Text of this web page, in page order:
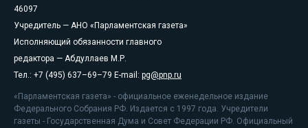
46097
Учредитель — АНО «Парламентская газета»
Исполняющий обязанности главного
редактора — Абдуллаев М.Р.
Тел.: +7 (495) 637–69–79 E-mail: pg@pnp.ru
«Парламентская газета» - официальное еженедельное издание
Федерального Собрания РФ. Издается с 1997 года. Учредители
газеты - Государственная Дума и Совет Федерации РФ. Официальный